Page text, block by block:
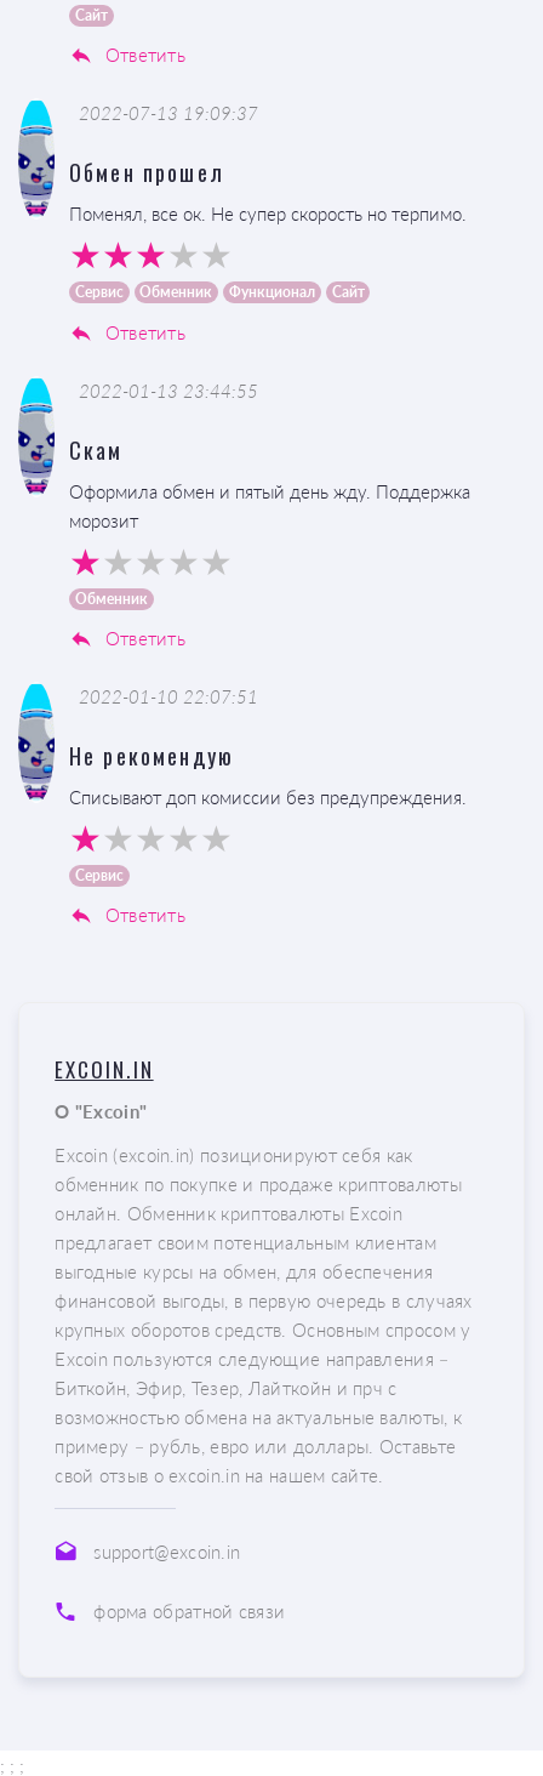
Сайт
Ответить
2022-07-13 19:09:37
Обмен прошел
Поменял, все ок. Не супер скорость но терпимо.
Сервис Обменник Функционал Сайт
Ответить
2022-01-13 23:44:55
Скам
Оформила обмен и пятый день жду. Поддержка
морозит
Обменник
Ответить
2022-01-10 22:07:51
Не рекомендую
Списывают доп комиссии без предупреждения.
Сервис
Ответить
EXCOIN.IN
О "Excoin"
Excoin (excoin.in) позиционируют себя как
обменник по покупке и продаже криптовалюты
онлайн. Обменник криптовалюты Excoin
предлагает своим потенциальным клиентам
выгодные курсы на обмен, для обеспечения
финансовой выгоды, в первую очередь в случаях
крупных оборотов средств. Основным спросом у
Excoin пользуются следующие направления –
Биткойн, Эфир, Тезер, Лайткойн и прч с
возможностью обмена на актуальные валюты, к
примеру – рубль, евро или доллары. Оставьте
свой отзыв о excoin.in на нашем сайте.
support@excoin.in
форма обратной связи
; ; ;